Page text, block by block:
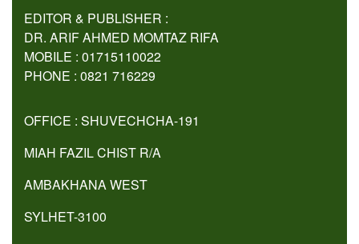
EDITOR & PUBLISHER :
DR. ARIF AHMED MOMTAZ RIFA
MOBILE : 01715110022
PHONE : 0821 716229
OFFICE : SHUVECHCHA-191
MIAH FAZIL CHIST R/A
AMBAKHANA WEST
SYLHET-3100